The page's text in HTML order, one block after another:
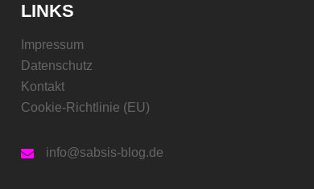
LINKS
Impressum
Datenschutz
Kontakt
Cookie-Richtlinie (EU)
info@sabsis-blog.de